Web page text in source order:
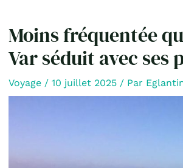
Moins fréquentée
Var séduit avec ses
Voyage/ 10 juillet 2025 / Par